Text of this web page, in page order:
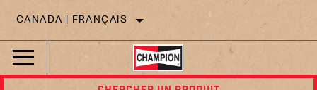
CANADA | FRANÇAIS